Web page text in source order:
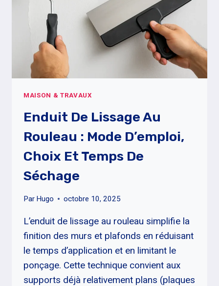
MAISON & TRAVAUX
Enduit De Lissage Au
Rouleau : Mode D’emploi,
Choix Et Temps De
Séchage
Par Hugo octobre 10, 2025
L’enduit de lissage au rouleau simplifie la
finition des murs et plafonds en réduisant
le temps d’application et en limitant le
ponçage. Cette technique convient aux
supports déjà relativement plans (plaques